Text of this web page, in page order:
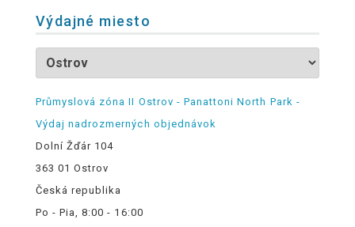
Výdajné miesto
Průmyslová zóna II Ostrov - Panattoni North Park -
Výdaj nadrozmerných objednávok
Dolní Žďár 104
363 01 Ostrov
Česká republika
Po - Pia, 8:00 - 16:00